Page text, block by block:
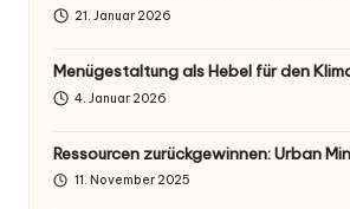
21. Januar 2026
Menügestaltung als Hebel für den
4. Januar 2026
Ressourcen zurückgewinnen: Urban
11. November 2025